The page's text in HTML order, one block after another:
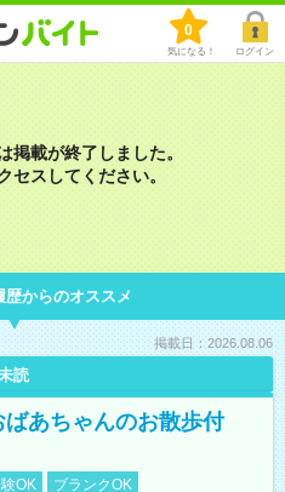
0
気になる！ ログイン
掲載が終了しました。
セスしてください。
からのオススメ
掲載日：2026.08.06
読
ばあちゃんのお散歩付
OK
ブランクOK